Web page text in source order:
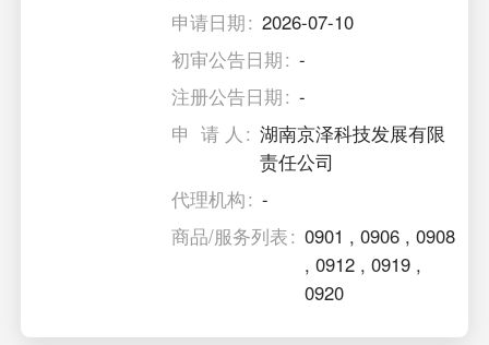
申请日期
2026-07-10
初审公告日期
-
注册公告日期
-
申 请 人
湖南京泽科技发展有限
责任公司
代理机构
-
商品/服务列表
0901 ,0906 ,0908
,0912 ,0919 ,
0920